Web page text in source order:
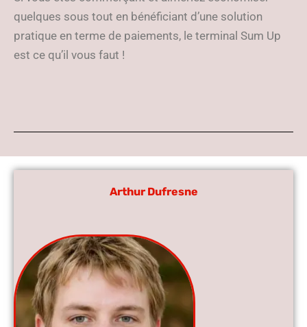
quelques sous tout en bénéficiant d’une solution
pratique en terme de paiements, le terminal Sum Up
est ce qu’il vous faut !
Arthur Dufresne